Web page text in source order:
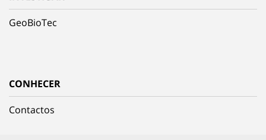
GeoBioTec
CONHECER
Contactos